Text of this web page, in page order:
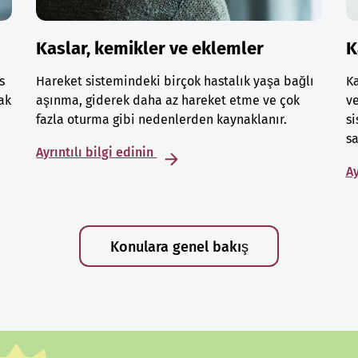
Kaslar, kemikler ve eklemler
Hareket sistemindeki birçok hastalık yaşa bağlı
aşınma, giderek daha az hareket etme ve çok
fazla oturma gibi nedenlerden kaynaklanır.
Ayrıntılı bilgi edinin
Konulara genel bakış